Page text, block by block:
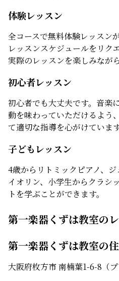
体験レッスン
全コースで無料体験レッスン
レッスンスケジュールをリク
実際のレッスンを楽しみなが
初心者レッスン
初心者でも大丈夫です。音楽
動を味わっていただけるよう
て適切な指導を心がけています
子どもレッスン
4歳からリトミックピアノ、
イオリン、小学生からクラシ
トを学ぶことができます。
第一楽器くずは教室の
第一楽器くずは教室の
大阪府枚方市 南楠葉1-6-8（プ